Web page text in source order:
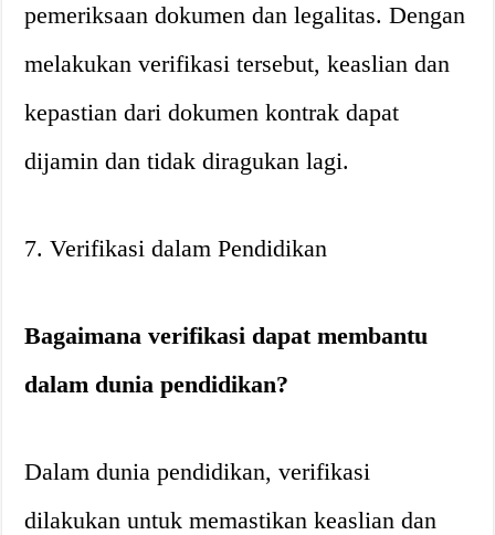
pemeriksaan dokumen dan legalitas. Dengan
melakukan verifikasi tersebut, keaslian dan
kepastian dari dokumen kontrak dapat
dijamin dan tidak diragukan lagi.
7. Verifikasi dalam Pendidikan
Bagaimana verifikasi dapat membantu
dalam dunia pendidikan?
Dalam dunia pendidikan, verifikasi
dilakukan untuk memastikan keaslian dan